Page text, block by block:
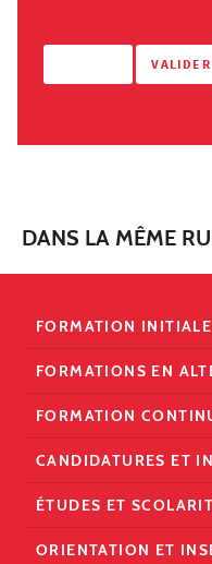
DANS LA MÊME
FORMATION INITIALE
FORMATIONS EN
FORMATION
CANDIDATURES ET
ÉTUDES ET
ORIENTATION ET